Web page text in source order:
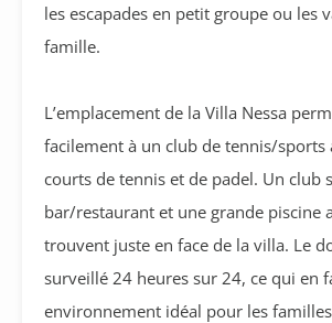
les escapades en petit groupe ou les
famille.
L’emplacement de la Villa Nessa
facilement à un club de tennis/sports
courts de tennis et de padel. Un club
bar/restaurant et une grande piscine
trouvent juste en face de la villa. Le
surveillé 24 heures sur 24, ce qui en
environnement idéal pour les